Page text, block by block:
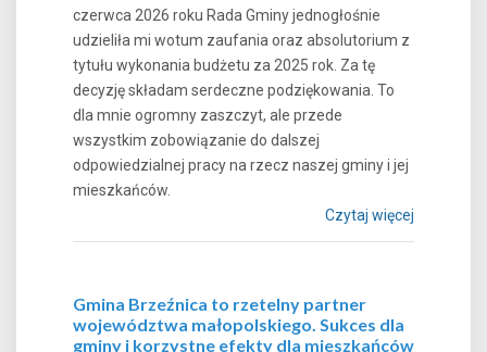
czerwca 2026 roku Rada Gminy jednogłośnie
udzieliła mi wotum zaufania oraz absolutorium z
tytułu wykonania budżetu za 2025 rok. Za tę
decyzję składam serdeczne podziękowania. To
dla mnie ogromny zaszczyt, ale przede
wszystkim zobowiązanie do dalszej
odpowiedzialnej pracy na rzecz naszej gminy i jej
mieszkańców.
Czytaj więcej
Gmina Brzeźnica to rzetelny partner
województwa małopolskiego. Sukces dla
gminy i korzystne efekty dla mieszkańców